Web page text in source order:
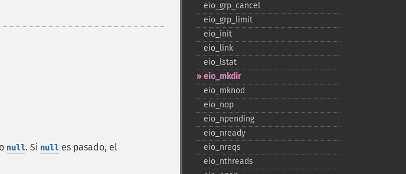
null. Si null es pasado, el
eio_​grp_​cancel
eio_​grp_​limit
eio_​init
eio_​link
eio_​lstat
eio_​mkdir
eio_​mknod
eio_​nop
eio_​npending
eio_​nready
eio_​nreqs
eio_​nthreads